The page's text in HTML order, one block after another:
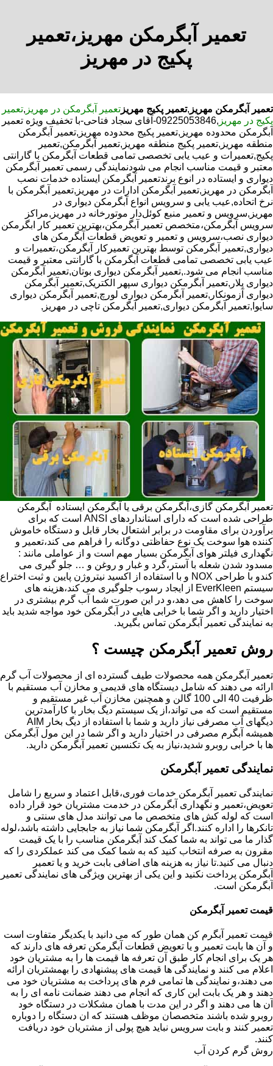
تعمیر آبگرمکن مهریز،تعمیر
پکیج در مهریز
تعمیر آبگرمکن مهریز ,تعمیر پکیج مهریز تعمیر آبگرمکن در مهریز ,تعمیر
پکیج در مهریز
,09225053846-آقای سجاد فتاحی-با تخفیف ویژه تعمیر
آبگرمکن محدوده مهریز,تعمیر پکیج محدوده مهریز,تعمیر آبگرمکن
منطقه مهریز,تعمیر پکیج منطقه مهریز,تعمیر آبگرمکن,تعمیر
پکیج,تعمیرات و عیب یابی تخصصی تمامی قطعات آبگرمکن با گارانتی
معتبر و قیمت مناسب انجام می شودنمایندگی رسمی تعمیر آبگرمکن
دیواری و ایستاده در انوع برندتعمیر آبگرمکن ایستاده خدمات نصب
آبگرمکن در مهریز,تعمیر آبگرمکن ادارات در مهریز,تعمیر آبگرمکن با
نرخ اتحاده,عیب یابی و سرویس انواع آبگرمکن دیواری در
مهریز,سرویس و تعمیر منبع کوئل‌دار موتورخانه در مهریز,مراکز
سرویس آبگرمکن،متخصص تعمیر آبگرمکن،بهترین تعمیر کار ابگرمکن
دیواری نصب،سرویس و تعمیر و تعویض قطعات آبگرمکن های
دیواری,تعمیر آبگرمکن توسط بهترین تعمیرکار آبگرمکن،تعمیرات و
عیب یابی تخصصی تمامی قطعات آبگرمکن با گارانتی معتبر و قیمت
مناسب انجام می شود.,تعمیر آبگرمکن دیواری بوتان,تعمیر آبگرمکن
دیواری پلار,تعمیر آبگرمکن دیواری سپهر الکتریک,تعمیر آبگرمکن
دیواری آزمونکار,تعمیر آبگرمکن دیواری لورچ,تعمیر آبگرمکن دیواری
سایوا,تعمیر آبگرمکن دیواری,تعمیر آبگرمکن تاچی در مهریز,
تعمیر آبگرمکن گازی،آبگرمکن برقی یا آبگرمکن ایستاده ​ آبگرمکن
طراحی شده است که دارای استانداردهای ANSI است که برای
برآوردن برای مقاومت در برابر اشتعال بخار قابل و دستگاه خاموش
کننده هوا سوخت یک نوع حفاظتی دوگانه را فراهم می کند،تعمیر و
نگهداری فیلتر هوای آبگرمکن بسیار مهم است و از عواملی مانند :
مسدود شدن شعله با آستر،گرد و غبار و روغن و … جلو گیری می
کندو با طراحی NOX و با استفاده از اکسید نیتروژن پایین و ثبت اختراع
سیستم EverKleen از ایجاد رسوب جلوگیری می کند،هزینه های
سوخت را کاهش می دهد،و در این صورت شما آب گرم بیشتری در
اختیار دارید و اگر شما با خرابی هایی در آبگرمکن خود مواجه شدید باید
به نمایندگی تعمیر آبگرمکن تماس بگیرید.
روش تعمیر آبگرمکن چیست ؟
تعمیر آبگرمکن همه محصولات طیف گسترده ای از محصولات آب گرم
ارائه می دهند که شامل دیستگاه های قدیمی و مخازن آب مستقیم با
ظرفیت 40 الی 100 گالن و همچنین مخازن آب غیر مستقیم و
مستقیم است که می تواند،از یک سیستم دیگ بخار با کارآمدترین
دیگهای آب مصرفی نیاز دارید و شما با استفاده از دیگ بخار AIM
همیشه آبگرم مصرفی در اختیار دارید و اگر شما در این مول آبگرمکن
ها با خرابی روبرو شدید،نیاز به یک تکنسین تعمیر آبگرمکن دارید.
نمایندگی تعمیر آبگرمکن
نمایندگی تعمیر آبگرمکن خدمات فوری،قابل اعتماد و سریع را شامل
تعویض،تعمیر و نگهداری آبگرمکن در خدمت مشتریان خود قرار داده
است که لوله کش های متخصص ما می توانند مدل های سنتی و
تانکرها را اداره کنند.اگر آبگرمکن شما نیاز به جابجایی داشته باشد،لوله
گذار ما می تواند به شما کمک کند آبگرمکن مناسب را با یک قیمت
مقرون به صرفه انتخاب کنید که به شما کمک می کند عملکردی را که
دنبال می کنید.تا نیاز به هزینه های اضافی بابت خرید و یا تعمیر
آبگرمکن پرداخت نکنید و این یکی از بهترین ویژگی های نمایندگی تعمیر
آبگرمکن است.
قیمت تعمیر آبگرمکن
قیمت تعمیر آبگرم کن همان طور که می دانید با یکدیگر متفاوت است
و آن ها بابت تعمیر و یا تعویض قطعات آبگرمکن تعرفه های دارند که
هر یک برای انجام کار طبق آن تعرفه ها قیمت ها را به مشتریان خود
اعلام می کنند و نمایندگی ها قیمت های پیشنهادی را بهمشتریان ارائه
می دهند،و نمایندگی ها تمامی فرم های پرداخت به مشتریان خود می
دهند و هر یک بابت این کاری که انجام می دهند ضمانت نامه ای را به
آن ها می دهند و اگر در این مدت با همان مشکلات در دستگاه خود
روبرو شده باشند متخصصان موظف هستند که ان دستگاه را دوباره
تعمیر کنند و بابت سرویس نباید هیچ پولی از مشتریان خود دریافت
کنند.
روش گرم کردن آب